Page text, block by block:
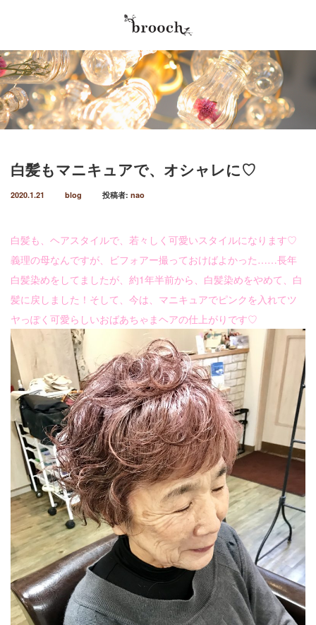
白髪もマニキュアで、オシャレに♡
2020.1.21 blog 投稿者: nao
白髪も、ヘアスタイルで、若々しく可愛いスタイルになります♡
義理の母なんですが、ビフォアー撮っておけばよかった……長年
白髪染めをしてましたが、約1年半前から、白髪染めをやめて、白
髪に戻しました！そして、今は、マニキュアでピンクを入れてツ
ヤっぽく可愛らしいおばあちゃまヘアの仕上がりです♡
Menu
Home
Salon info
Stylist
Menu / Price
Blog
最近の記事
2026.5.30
やってきました♡年に2回の、商品キャンペー
ン！！！毎年６月、１２月はbroochオープン
春パーおかわり笑。可愛い春パー♡ オトナカワ
イイ♡パーマにしました♡ハンサムショートか
４月は、ニューヘアしたくなる、アルアル♡春
♡パー始めてます笑。春パーマ可愛い♡暖かく
なり、ルンルン気分を出したいそんなこ…
2026.1.18
今年も、フレッシュな可愛いお客様が、成人の
日を迎えられました⭐︎broochからも、3人のお
客様の大切な一日のお手伝いを…
2025.12.3
お待たせしました♡2026年度 HAPPY NEW
YEAR⭐︎ 馬さん ⭐︎ 〜じいじくんの手作り粘
土〜 …
2025.12.3
伸ばしかけロングは、なかなか雰囲気が変えら
れない。顔まわりを切りすぎちゃうと、仕事の
時に結んでおちてくるとうっとおしい……
2025.12.3
先日、高校生女子がヘアドネーションをご希望
されて、ばっさり、いやいやいや、バババババ
ッサーリッ！！！…
2025.12.3
弾ける笑顔が可愛い♡♡♡ 先日、七五三のヘ
アセットand着付けのお客様♡お天気もとっー